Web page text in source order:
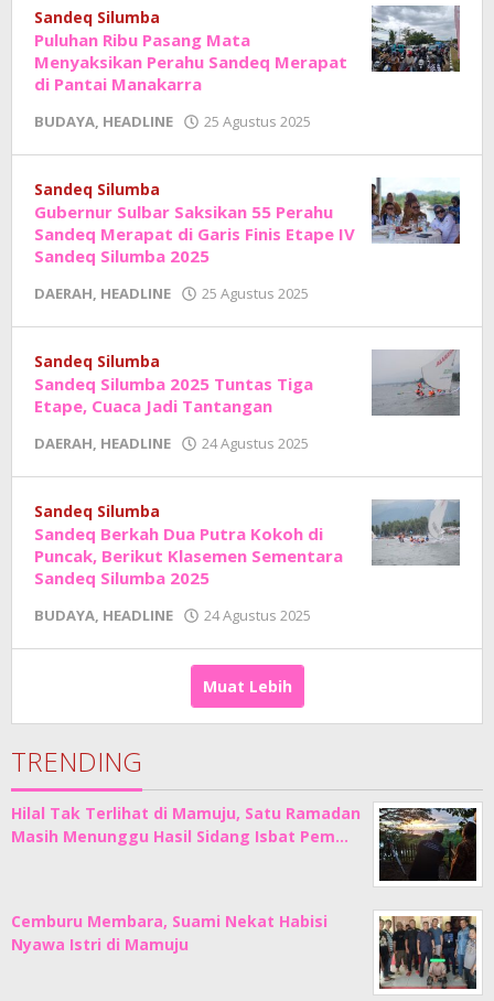
Sandeq Silumba
Puluhan Ribu Pasang Mata
Menyaksikan Perahu Sandeq Merapat
di Pantai Manakarra
BUDAYA, HEADLINE 25 Agustus 2025
Junaedi
Sandeq Silumba
Gubernur Sulbar Saksikan 55 Perahu
Sandeq Merapat di Garis Finis Etape IV
Sandeq Silumba 2025
DAERAH, HEADLINE 25 Agustus 2025
Junaedi
Sandeq Silumba
Sandeq Silumba 2025 Tuntas Tiga
Etape, Cuaca Jadi Tantangan
DAERAH, HEADLINE 24 Agustus 2025
Junaedi
Sandeq Silumba
Sandeq Berkah Dua Putra Kokoh di
Puncak, Berikut Klasemen Sementara
Sandeq Silumba 2025
BUDAYA, HEADLINE 24 Agustus 2025
Junaedi
Muat Lebih
TRENDING
Hilal Tak Terlihat di Mamuju, Satu Ramadan
Masih Menunggu Hasil Sidang Isbat Pem…
Cemburu Membara, Suami Nekat Habisi
Nyawa Istri di Mamuju